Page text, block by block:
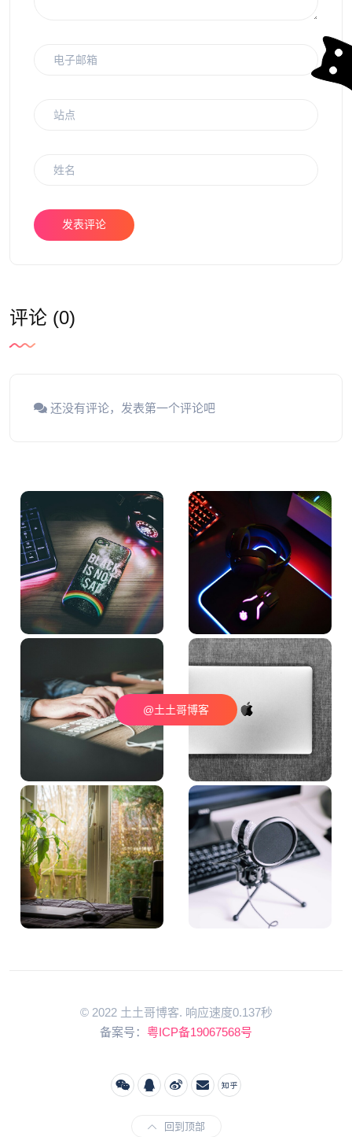
发表评论
评论 (0)
还没有评论，发表第一个评论吧
@土土哥博客
© 2022 土土哥博客. 响应速度0.137秒
备案号： 粤ICP备19067568号
回到顶部